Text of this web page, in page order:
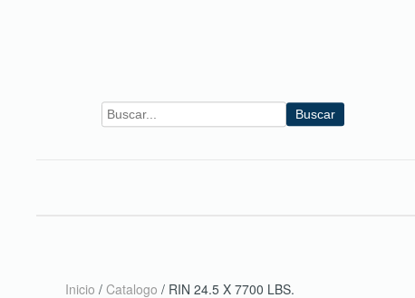
Buscar
Inicio / Catalogo / RIN 24.5 X 7700 LBS.